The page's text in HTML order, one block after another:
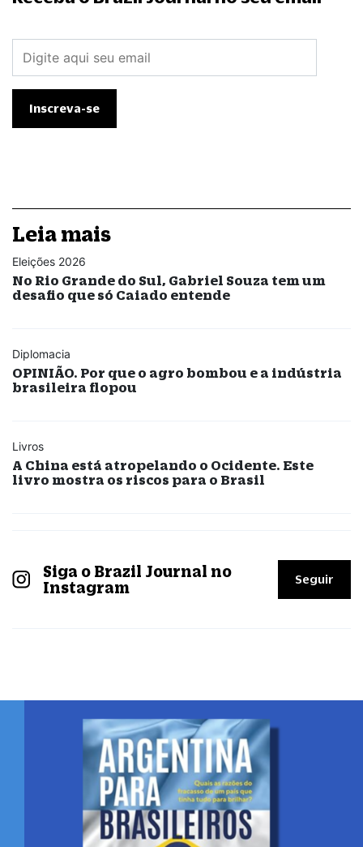
Leia mais
Eleições 2026
No Rio Grande do Sul, Gabriel Souza tem um
desafio que só Caiado entende
Diplomacia
OPINIÃO. Por que o agro bombou e a indústria
brasileira flopou
Livros
A China está atropelando o Ocidente. Este
livro mostra os riscos para o Brasil
Siga o Brazil Journal no
Instagram
Seguir